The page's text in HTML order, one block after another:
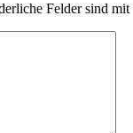
Felder sind mit